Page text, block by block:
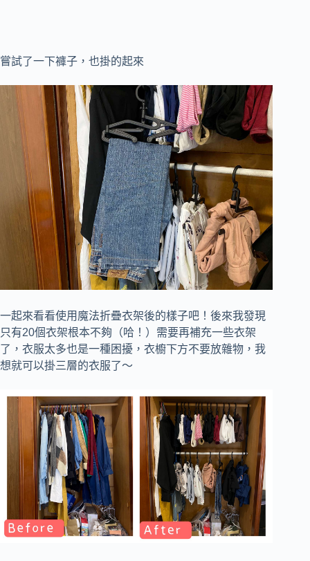
嘗試了一下褲子，也掛的起來
一起來看看使用魔法折疊衣架後的樣子吧！後來我發現
只有20個衣架根本不夠（哈！）需要再補充一些衣架
了，衣服太多也是一種困擾，衣櫥下方不要放雜物，我
想就可以掛三層的衣服了～